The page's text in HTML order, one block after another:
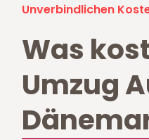
Unverbindlichen
Was
Umzug